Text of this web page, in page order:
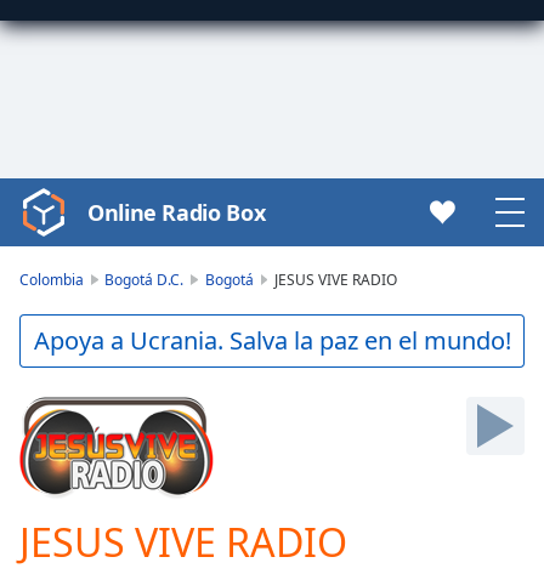
Video
Player
Play
Video
Skip
Backward
Skip
Forward
Mute
Current
Time0:00
Online Radio Box
Colombia Bogotá D.C. Bogotá JESUS VIVE RADIO
Apoya a Ucrania. Salva la paz en el mundo!
JESUS VIVE RADIO